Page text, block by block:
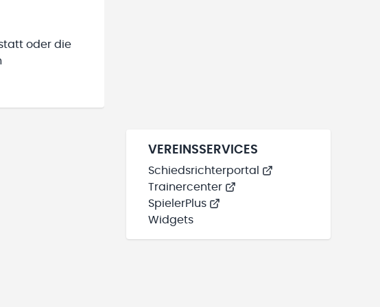
oder die
VEREINSSERVICES
Schiedsrichterportal
Trainercenter
SpielerPlus
Widgets